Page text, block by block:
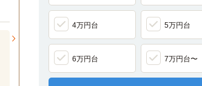
中！！！
★☆★☆★☆★☆★☆ ★☆★☆★☆★☆
4万円台 5万円台
6万円台 7万円台〜